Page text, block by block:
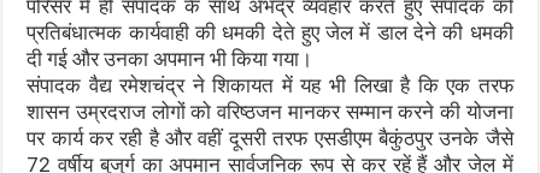
परिसर में ही संपादक के साथ अभद्र व्यवहार करते हुए संपादक को
प्रतिबंधात्मक कार्यवाही की धमकी देते हुए जेल में डाल देने की धमकी
दी गई और उनका अपमान भी किया गया।
संपादक वैद्य रमेशचंद्र ने शिकायत में यह भी लिखा है कि एक तरफ
शासन उम्रदराज लोगों को वरिष्ठजन मानकर सम्मान करने की योजना
पर कार्य कर रही है और वहीं दूसरी तरफ एसडीएम बैकुंठपुर उनके जैसे
72 वर्षीय बुजुर्ग का अपमान सार्वजनिक रूप से कर रहें हैं और जेल में